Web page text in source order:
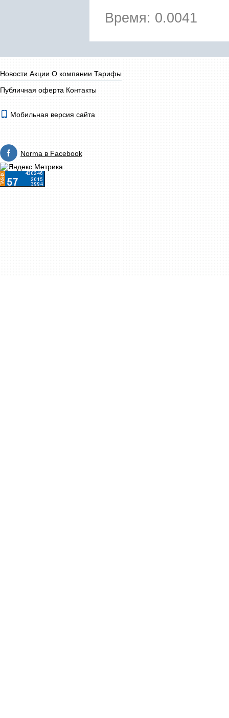
Время: 0.0041
Новости Акции О компании Тарифы
Публичная оферта Контакты
Мобильная версия сайта
Norma в Facebook